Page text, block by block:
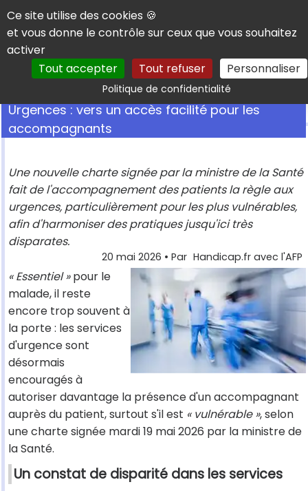
Panneau de gestion des cookies
Ce site utilise des cookies 🍪
et vous donne le contrôle sur ceux que vous souhaitez
activer
Tout accepter
Tout refuser Personnaliser
Politique de confidentialitéRechercher
Urgences : vers un accès facilité pour les
accompagnants
Une nouvelle charte signée par la ministre de la Santé
fait de l'accompagnement des patients la règle aux
urgences, particulièrement pour les plus vulnérables,
afin d'harmoniser des pratiques jusqu'ici très
disparates.
20 mai 2026 • Par Handicap.fr avec l'AFP
« Essentiel »pour le
malade, il reste
encore trop souvent à
la porte : les services
d'urgence sont
désormais
encouragés à
autoriser davantage la présence d'un accompagnant
auprès du patient, surtout s'il est « vulnérable », selon
une charte signée mardi 19 mai 2026 par la ministre de
la Santé.
Un constat de disparité dans les services